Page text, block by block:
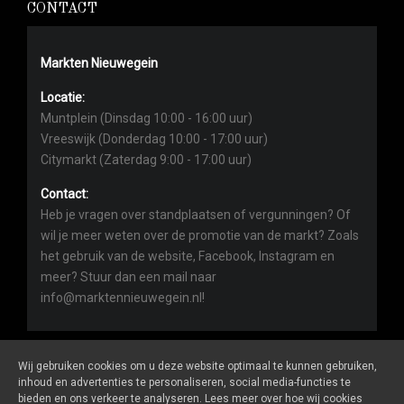
CONTACT
Markten Nieuwegein
Locatie:
Muntplein (Dinsdag 10:00 - 16:00 uur)
Vreeswijk (Donderdag 10:00 - 17:00 uur)
Citymarkt (Zaterdag 9:00 - 17:00 uur)
Contact:
Heb je vragen over standplaatsen of vergunningen? Of
wil je meer weten over de promotie van de markt? Zoals
het gebruik van de website, Facebook, Instagram en
meer? Stuur dan een mail naar
info@marktennieuwegein.nl!
Wij gebruiken cookies om u deze website optimaal te kunnen gebruiken,
inhoud en advertenties te personaliseren, social media-functies te
bieden en ons verkeer te analyseren. Lees meer over hoe wij cookies